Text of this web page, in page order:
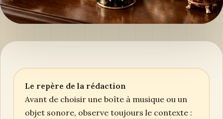
Le repère de la rédaction
Avant de choisir une boîte à musique ou un
objet sonore, observe toujours le contexte :